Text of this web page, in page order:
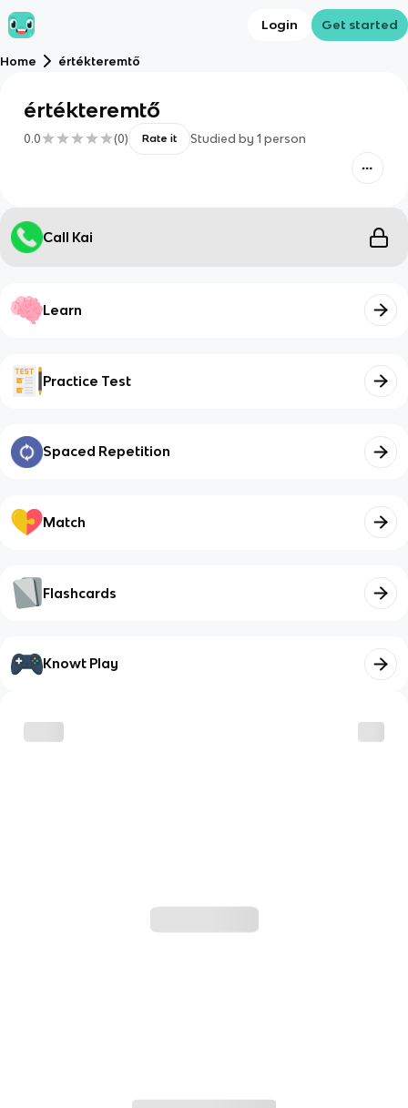
Login Get started
Home értékteremtő
értékteremtő
0.0 (0) Rate it Studied by 1 person
Call Kai
Learn
Practice Test
Spaced Repetition
Match
Flashcards
Knowt Play